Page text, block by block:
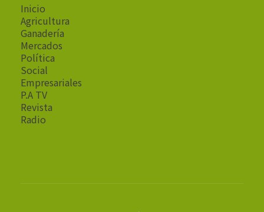
Inicio
Agricultura
Ganadería
Mercados
Política
Social
Empresariales
P.A TV
Revista
Radio